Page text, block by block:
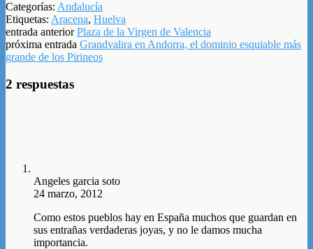
Categorías: Andalucía
Etiquetas: Aracena, Huelva
entrada anteriorPlaza de la Virgen de Valencia
próxima entrada Grandvalira en Andorra, el dominio esquiable más
grande de los Pirineos
2 respuestas
Angeles garcia soto
24 marzo, 2012
Como estos pueblos hay en España muchos que guardan en
sus entrañas verdaderas joyas, y no le damos mucha
importancia.